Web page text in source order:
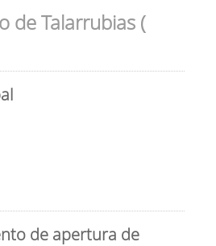
de Talarrubias (
de apertura de